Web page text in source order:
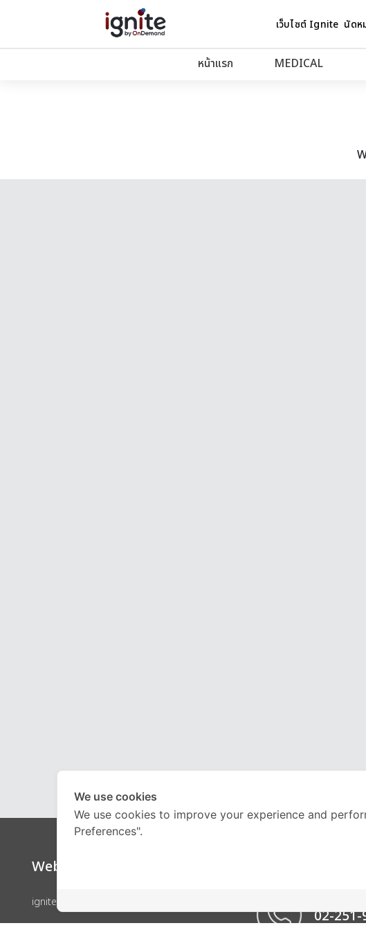
เว็บไซต์ Ignite นัดห
หน้าแรก MEDICAL
Website
ignite by OnDemand
02-251-
We use cookies
We use cookies to improve your experience and
Preferences".